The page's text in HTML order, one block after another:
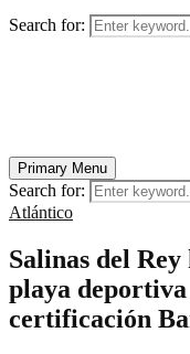
Search for:
Primary Menu
Search for:
Atlántico
Salinas del
playa
certificación